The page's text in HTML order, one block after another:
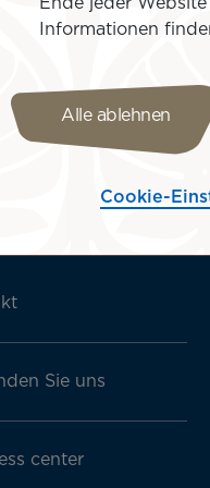
Kontaktieren
Sie uns
center
Ende jeder
Informationen
Alle ablehnen
Cookie-